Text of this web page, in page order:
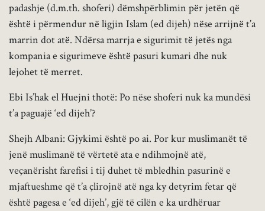
padashje (d.m.th. shoferi) dëmshpërblimin për jetën që
është i përmendur në ligjin Islam (ed dijeh) nëse arrijnë t’a
marrin dot atë. Ndërsa marrja e sigurimit të jetës nga
kompania e sigurimeve është pasuri kumari dhe nuk
lejohet të merret.
Ebi Is’hak el Huejni thotë: Po nëse shoferi nuk ka mundësi
t’a paguajë ‘ed dijeh’?
Shejh Albani: Gjykimi është po ai. Por kur muslimanët të
jenë muslimanë të vërtetë ata e ndihmojnë atë,
veçanërisht farefisi i tij duhet të mbledhin pasurinë e
mjaftueshme që t’a çlirojnë atë nga ky detyrim fetar që
është pagesa e ‘ed dijeh’, gjë të cilën e ka urdhëruar